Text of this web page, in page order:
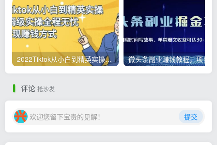
2022Tiktok从小白到精英实操，0-1保姆级实操全程无忧，多种变现赚钱方式
评论 抢沙发
欢迎您留下宝贵的见解！ 提交